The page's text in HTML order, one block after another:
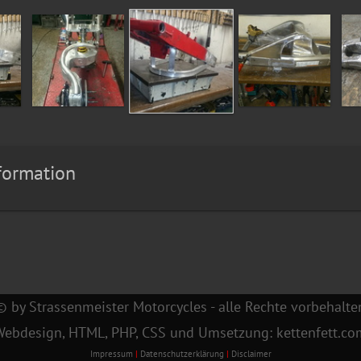
by Strassenmeister Motorcycles - alle Rechte
HTML, PHP, CSS und Umsetzung:
Impressum | Datenschutzerklärung | Disclaimer